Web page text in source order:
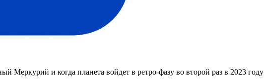
Меркурий и когда планета войдет в ретро-фазу во второй раз в 2023 году